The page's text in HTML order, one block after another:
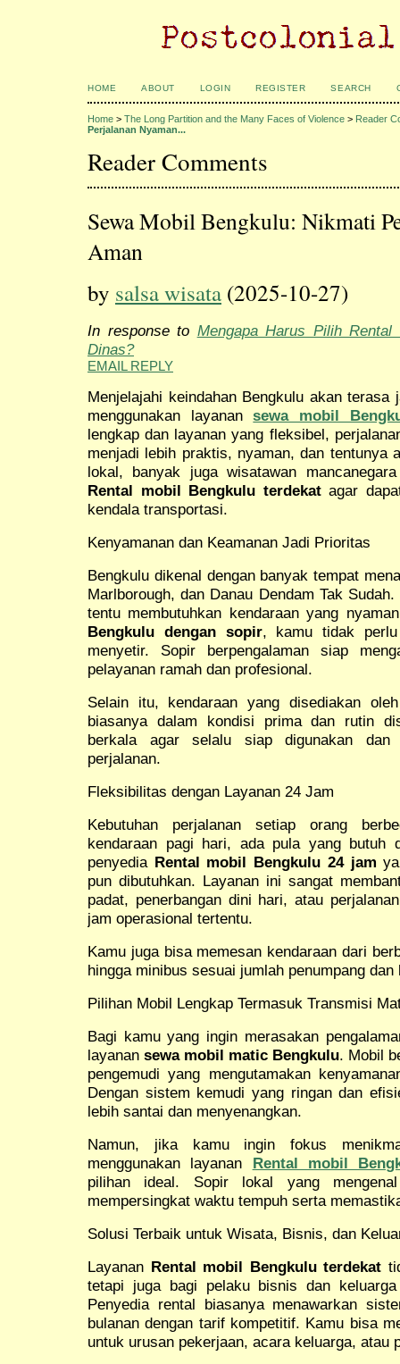
HOME ABOUT LOGIN REGISTER SEARCH
Home > The Long Partition and the Many Faces of Violence > Reader
Perjalanan Nyaman...
Reader Comments
Sewa Mobil Bengkulu: Nikmati
Aman
by salsa wisata (2025-10-27)
In response to Mengapa Harus Pilih
Dinas?
EMAIL REPLY
Menjelajahi keindahan Bengkulu akan
menggunakan layanansewa mobil
lengkap dan layanan yang fleksibel,
menjadi lebih praktis, nyaman, dan tentunya
lokal, banyak juga wisatawan
Rental mobil Bengkulu terdekatagar
kendala transportasi.
Kenyamanan dan Keamanan Jadi Prioritas
Bengkulu dikenal dengan banyak tempat
Marlborough, dan Danau Dendam Tak
tentu membutuhkan kendaraan yang
Bengkulu dengan sopir, kamu tidak
menyetir. Sopir berpengalaman siap
pelayanan ramah dan profesional.
Selain itu, kendaraan yang disediakan
biasanya dalam kondisi prima dan rutin
berkala agar selalu siap digunakan dan
perjalanan.
Fleksibilitas dengan Layanan 24 Jam
Kebutuhan perjalanan setiap orang
kendaraan pagi hari, ada pula yang butuh
penyedia Rental mobil Bengkulu 24 jam
pun dibutuhkan. Layanan ini sangat
padat, penerbangan dini hari, atau
jam operasional tertentu.
Kamu juga bisa memesan kendaraan dari
hingga minibus sesuai jumlah penumpang
Pilihan Mobil Lengkap Termasuk Transmisi
Bagi kamu yang ingin merasakan
layanansewa mobil matic Bengkulu. Mobil
pengemudi yang mengutamakan
Dengan sistem kemudi yang ringan dan
lebih santai dan menyenangkan.
Namun, jika kamu ingin fokus
menggunakan layanan Rental mobil
pilihan ideal. Sopir lokal yang
mempersingkat waktu tempuh serta
Solusi Terbaik untuk Wisata, Bisnis, dan
Layanan Rental mobil Bengkulu terdekat
tetapi juga bagi pelaku bisnis dan
Penyedia rental biasanya menawarkan
bulanan dengan tarif kompetitif. Kamu bisa
untuk urusan pekerjaan, acara keluarga, atau